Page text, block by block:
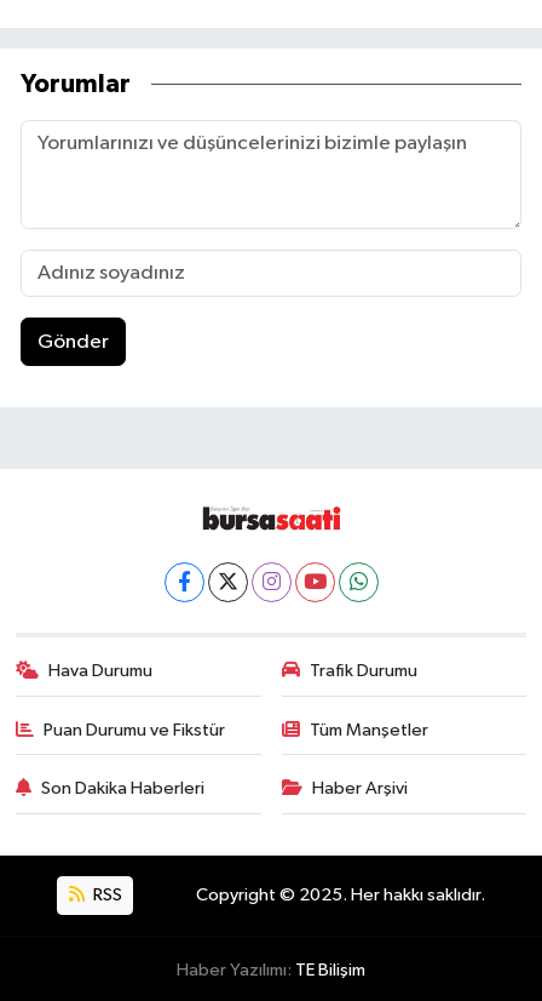
Yorumlar
Gönder
Hava Durumu Trafik Durumu
Puan Durumu ve Fikstür Tüm Manşetler
Son Dakika Haberleri Haber Arşivi
RSS Copyright © 2025. Her hakkı saklıdır.
Haber Yazılımı: TE Bilişim